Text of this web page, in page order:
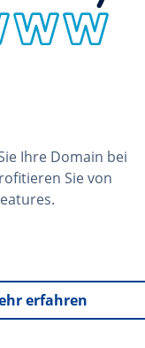
Ihre Domain bei
Sie von
erfahren